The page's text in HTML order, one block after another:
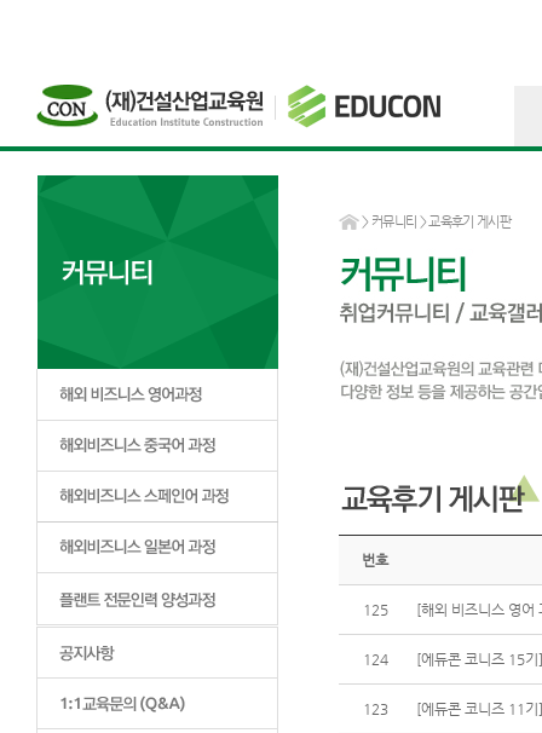
> 커뮤니티 > 교육후기 게시판
번호
125 [해외 비즈니스 영어
124 [에듀콘 코니즈 15
123 [에듀콘 코니즈 11